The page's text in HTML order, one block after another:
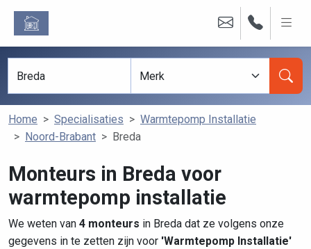
Home Specialisaties
Warmtepomp Installatie
Noord-Brabant
Breda
Monteurs in Breda voor
warmtepomp installatie
We weten van 4 monteurs in Breda dat ze volgens onze
gegevens in te zetten zijn voor 'Warmtepomp Installatie'